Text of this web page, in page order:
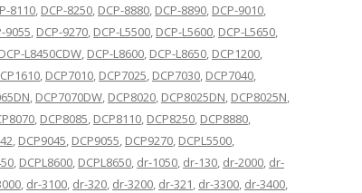
8110, DCP-8250, DCP-8880, DCP-8890, DCP-9010,
9055, DCP-9270, DCP-L5500, DCP-L5600, DCP-L5650,
DCP-L8450CDW, DCP-L8600, DCP-L8650, DCP1200,
, DCP7010, DCP7025, DCP7030, DCP7040,
, DCP7070DW, DCP8020, DCP8025DN, DCP8025N,
, DCP8085, DCP8110, DCP8250, DCP8880,
, DCP9045, DCP9055, DCP9270, DCPL5500,
, DCPL8600, DCPL8650, dr-1050, dr-130, dr-2000, dr-
, dr-3100, dr-320, dr-3200, dr-321, dr-3300, dr-3400,